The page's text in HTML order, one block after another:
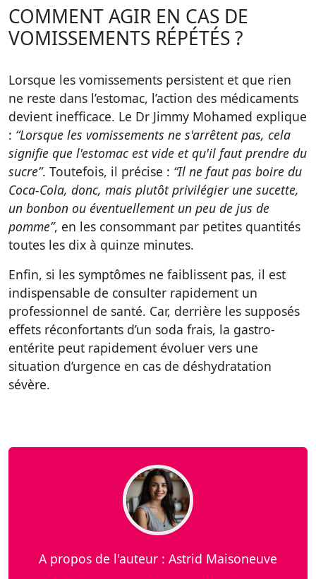
COMMENT AGIR EN CAS DE
VOMISSEMENTS RÉPÉTÉS ?
Lorsque les vomissements persistent et que rien
ne reste dans l’estomac, l’action des médicaments
devient inefficace. Le Dr Jimmy Mohamed explique
: “Lorsque les vomissements ne s'arrêtent pas, cela
signifie que l'estomac est vide et qu'il faut prendre du
sucre”. Toutefois, il précise : “Il ne faut pas boire du
Coca-Cola, donc, mais plutôt privilégier une sucette,
un bonbon ou éventuellement un peu de jus de
pomme”, en les consommant par petites quantités
toutes les dix à quinze minutes.
Enfin, si les symptômes ne faiblissent pas, il est
indispensable de consulter rapidement un
professionnel de santé. Car, derrière les supposés
effets réconfortants d’un soda frais, la gastro-
entérite peut rapidement évoluer vers une
situation d’urgence en cas de déshydratation
sévère.
A propos de l'auteur : Astrid Maisoneuve